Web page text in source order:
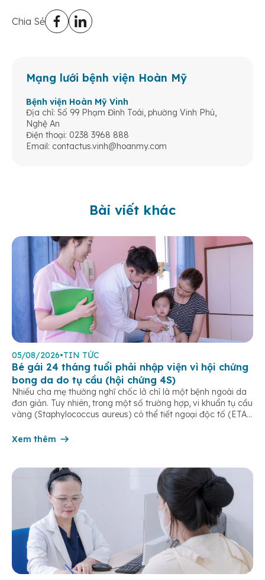
Chia Sẻ
Mạng lưới bệnh viện Hoàn Mỹ
Bệnh viện Hoàn Mỹ Vinh
Địa chỉ: Số 99 Phạm Đình Toái, phường Vinh Phú,
Nghệ An
Điện thoại: 0238 3968 888
Email: contactus.vinh@hoanmy.com
Bài viết khác
05/08/2026•TIN TỨC
Bé gái 24 tháng tuổi phải nhập viện vì hội chứng
bong da do tụ cầu (hội chứng 4S)
Nhiều cha mẹ thường nghĩ chốc lở chỉ là một bệnh ngoài da
đơn giản. Tuy nhiên, trong một số trường hợp, vi khuẩn tụ cầu
vàng (Staphylococcus aureus) có thể tiết ngoại độc tố (ETA
(Staphylococcal Scalded Skin Syndrome – SSSS) – một […]
Xem thêm